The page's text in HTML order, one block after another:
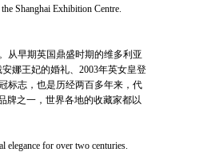
Shanghai Exhibition Centre.
从早期英国鼎盛时期的维多利亚
娜王妃的婚礼、2003年英女皇登
标志，也是历经两百多年来，代
牌之一，世界各地的收藏家都以
elegance for over two centuries.